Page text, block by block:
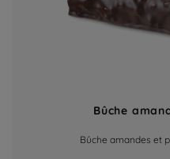
Bûche
Bûche amandes et